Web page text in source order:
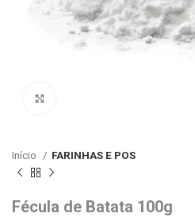
Início FARINHAS E POS
Fécula de Batata 100g